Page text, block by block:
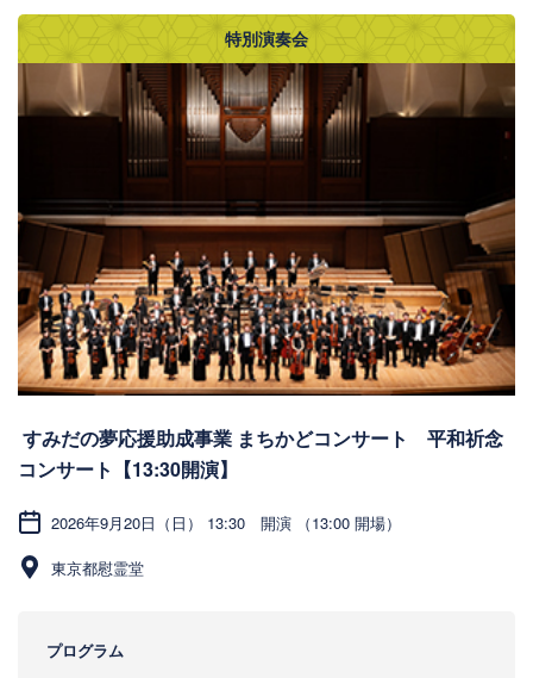
特別演奏会
すみだの夢応援助成事業 まちかどコンサート 平和祈念
コンサート【13:30開演】
2026年9月20日（日） 13:30 開演 （13:00 開場）
東京都慰霊堂
プログラム